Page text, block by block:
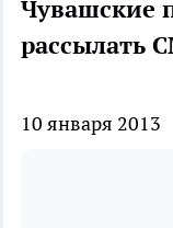
Чувашские
рассылать
10 января 2013